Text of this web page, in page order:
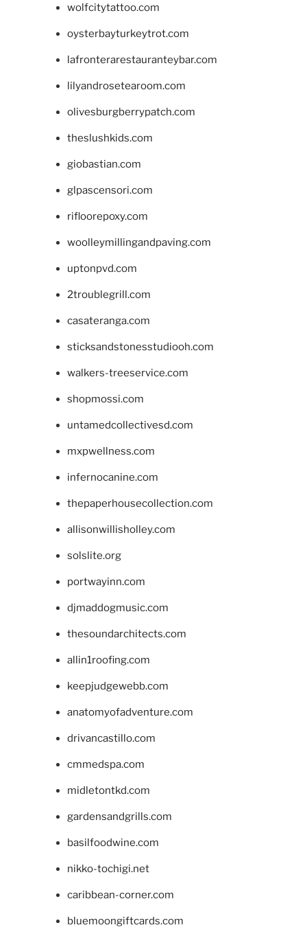
wolfcitytattoo.com
oysterbayturkeytrot.com
lafronterarestauranteybar.com
lilyandrosetearoom.com
olivesburgberrypatch.com
theslushkids.com
giobastian.com
glpascensori.com
rifloorepoxy.com
woolleymillingandpaving.com
uptonpvd.com
2troublegrill.com
casateranga.com
sticksandstonesstudiooh.com
walkers-treeservice.com
shopmossi.com
untamedcollectivesd.com
mxpwellness.com
infernocanine.com
thepaperhousecollection.com
allisonwillisholley.com
solslite.org
portwayinn.com
djmaddogmusic.com
thesoundarchitects.com
allin1roofing.com
keepjudgewebb.com
anatomyofadventure.com
drivancastillo.com
cmmedspa.com
midletontkd.com
gardensandgrills.com
basilfoodwine.com
nikko-tochigi.net
caribbean-corner.com
bluemoongiftcards.com